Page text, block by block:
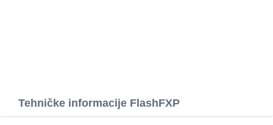
Tehničke informacije FlashFXP